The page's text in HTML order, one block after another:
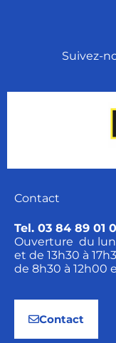
Suivez-
Contact
Tel. 03 84 89 01
Ouverture du
et de 13h30 à
de 8h30 à 12h00
Contact